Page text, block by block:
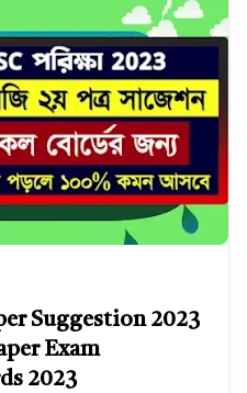
Suggestion 2023
Exam
2023